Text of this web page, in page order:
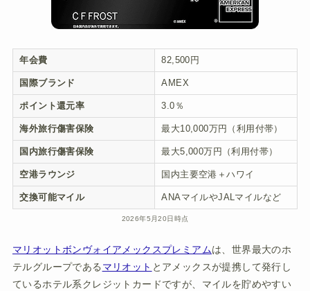
年会費 82,500円
国際ブランド AMEX
ポイント還元率 3.0％
海外旅行傷害保険 最大10,000万円（利用付帯）
国内旅行傷害保険 最大5,000万円（利用付帯）
空港ラウンジ 国内主要空港＋ハワイ
交換可能マイル ANAマイルやJALマイルなど
2026年5月20日時点
マリオットボンヴォイアメックスプレミアムは、世界最大のホ
テルグループである マリオット とアメックスが提携して発行し
ているホテル系クレジットカードですが、マイルを貯めやすい